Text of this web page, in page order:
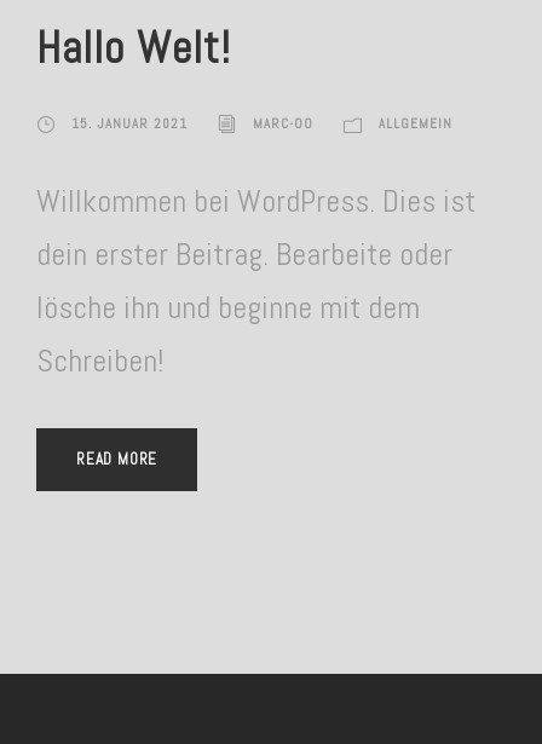
Hallo Welt!
15. JANUAR 2021 MARC-OO ALLGEMEIN
Willkommen bei WordPress. Dies ist
dein erster Beitrag. Bearbeite oder
lösche ihn und beginne mit dem
Schreiben!
READ MORE